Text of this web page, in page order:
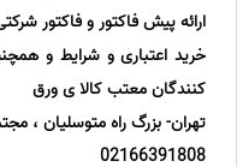
ارائه پیش فاکتور و فاکتور
خرید اعتباری و شرایط و
کنندگان معتب کالا ی ورق
تهران- بزرگ راه متوسلیان ، مجتمع
02166391808